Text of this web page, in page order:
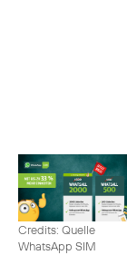
Credits: Quelle
WhatsApp SIM